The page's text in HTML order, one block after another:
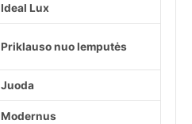
Ideal Lux
Priklauso nuo lemputės
Juoda
Modernus